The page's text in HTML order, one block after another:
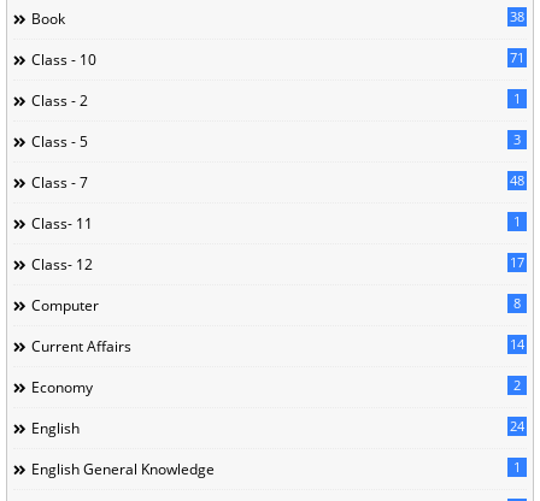
Book 38
Class - 10 71
Class - 2 1
Class - 5 3
Class - 7 48
Class- 11 1
Class- 12 17
Computer 8
Current Affairs 14
Economy 2
English 24
English General Knowledge 1